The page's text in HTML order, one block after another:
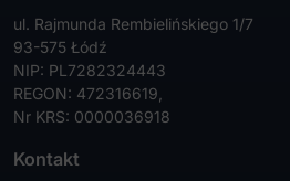
ul. Rajmunda Rembielińskiego 1/7
93-575 Łódź
NIP: PL7282324443
REGON: 472316619,
Nr KRS: 0000036918
Kontakt